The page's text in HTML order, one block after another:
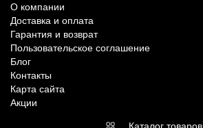
О компании
Доставка и оплата
Гарантия и возврат
Пользовательское соглашение
Блог
Контакты
Карта сайта
Акции
Каталог товаров